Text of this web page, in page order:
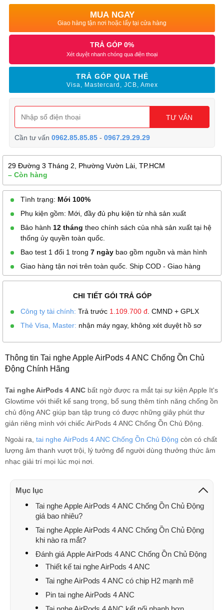
MUA NGAY
Giao hàng tận nơi hoặc lấy tại cửa hàng
TRẢ GÓP 0%
Xét duyệt nhanh chóng qua điện thoại
TRẢ GÓP QUA THẺ
Visa, Mastercard, JCB, Amex
TƯ VẤN
Cần tư vấn0962.85.85.85 -0967.29.29.29
29 Đường 3 Tháng 2, Phường Vườn Lài, TP.HCM
– Còn hàng
Tình trạng: Mới 100%
Phụ kiện gồm: Mới, đầy đủ phụ kiện từ nhà sản xuất
Bảo hành 12 tháng theo chính sách của nhà sản xuất tại hệ
thống ủy quyền toàn quốc.
Bao test 1 đổi 1 trong 7 ngày bao gồm nguồn và màn hình
Giao hàng tận nơi trên toàn quốc. Ship COD - Giao hàng
CHI TIẾT GÓI TRẢ GÓP
Công ty tài chính: Trả trước 1.109.700 đ . CMND + GPLX
Thẻ Visa, Master: nhận máy ngay, không xét duyệt hồ sơ
Thông tin Tai nghe Apple AirPods 4 ANC Chống Ồn Chủ
Động Chính Hãng
Tai nghe AirPods 4 ANC bất ngờ được ra mắt tại sự kiện Apple It's
Glowtime với thiết kế sang trọng, bổ sung thêm tính năng chống ồn
chủ động ANC giúp bạn tập trung có được những giây phút thư
giản riêng mình với chiếc AirPods 4 ANC Chống Ồn Chủ Động.
Ngoài ra, tai nghe AirPods 4 ANC Chống Ồn Chủ Động còn có chất
lượng âm thanh vượt trội, lý tưởng để người dùng thưởng thức âm
nhạc giải trí mọi lúc mọi nơi.
Mục lục
Tai nghe Apple AirPods 4 ANC Chống Ồn Chủ Động
giá bao nhiêu?
Tai nghe Apple AirPods 4 ANC Chống Ồn Chủ Động
khi nào ra mắt?
Đánh giá Apple AirPods 4 ANC Chống Ồn Chủ Động
Thiết kế tai nghe AirPods 4 ANC
Tai nghe AirPods 4 ANC có chip H2 mạnh mẽ
Pin tai nghe AirPods 4 ANC